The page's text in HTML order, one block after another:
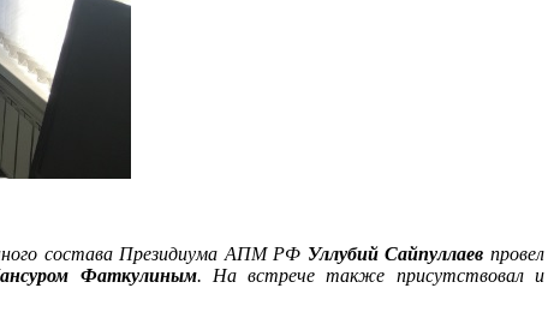
состава Президиума АПМ РФ Уллубий Сайпуллаев провел
Фаткулиным. На встрече также присутствовал и